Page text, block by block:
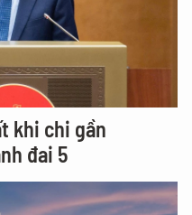
khi chi gần
đai 5